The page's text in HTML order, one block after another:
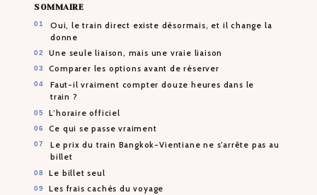
SOMMAIRE
Oui, le train direct existe désormais, et il change la
donne
Une seule liaison, mais une vraie liaison
Comparer les options avant de réserver
Faut-il vraiment compter douze heures dans le
train ?
L’horaire officiel
Ce qui se passe vraiment
Le prix du train Bangkok-Vientiane ne s’arrête pas au
billet
Le billet seul
Les frais cachés du voyage